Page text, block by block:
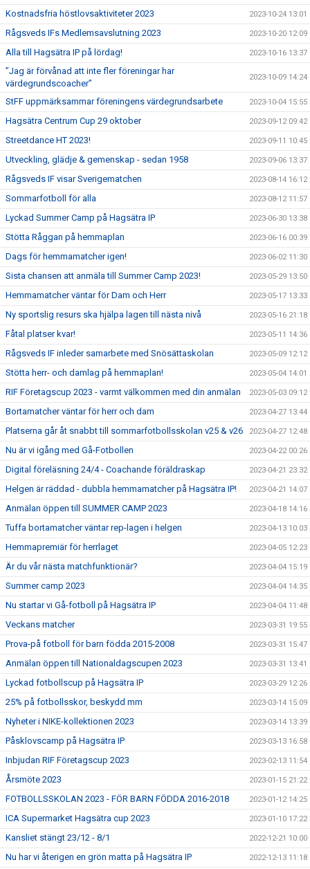
Kostnadsfria höstlovsaktiviteter 2023 2023-10-24 13:01
Rågsveds IFs Medlemsavslutning 2023 2023-10-20 12:09
Alla till Hagsätra IP på lördag! 2023-10-16 13:37
”Jag är förvånad att inte fler föreningar har
värdegrundscoacher”
2023-10-09 14:24
StFF uppmärksammar föreningens värdegrundsarbete 2023-10-04 15:55
Hagsätra Centrum Cup 29 oktober 2023-09-12 09:42
Streetdance HT 2023! 2023-09-11 10:45
Utveckling, glädje & gemenskap - sedan 1958 2023-09-06 13:37
Rågsveds IF visar Sverigematchen 2023-08-14 16:12
Sommarfotboll för alla 2023-08-12 11:57
Lyckad Summer Camp på Hagsätra IP 2023-06-30 13:38
Stötta Råggan på hemmaplan 2023-06-16 00:39
Dags för hemmamatcher igen! 2023-06-02 11:30
Sista chansen att anmäla till Summer Camp 2023! 2023-05-29 13:50
Hemmamatcher väntar för Dam och Herr 2023-05-17 13:33
Ny sportslig resurs ska hjälpa lagen till nästa nivå 2023-05-16 21:18
Fåtal platser kvar! 2023-05-11 14:36
Rågsveds IF inleder samarbete med Snösättaskolan 2023-05-09 12:12
Stötta herr- och damlag på hemmaplan! 2023-05-04 14:01
RIF Företagscup 2023 - varmt välkommen med din anmälan 2023-05-03 09:12
Bortamatcher väntar för herr och dam 2023-04-27 13:44
Platserna går åt snabbt till sommarfotbollsskolan v25 & v26 2023-04-27 12:48
Nu är vi igång med Gå-Fotbollen 2023-04-22 00:26
Digital föreläsning 24/4 - Coachande föräldraskap 2023-04-21 23:32
Helgen är räddad - dubbla hemmamatcher på Hagsätra IP! 2023-04-21 14:07
Anmälan öppen till SUMMER CAMP 2023 2023-04-18 14:16
Tuffa bortamatcher väntar rep-lagen i helgen 2023-04-13 10:03
Hemmapremiär för herrlaget 2023-04-05 12:23
Är du vår nästa matchfunktionär? 2023-04-04 15:19
Summer camp 2023 2023-04-04 14:35
Nu startar vi Gå-fotboll på Hagsätra IP 2023-04-04 11:48
Veckans matcher 2023-03-31 19:55
Prova-på fotboll för barn födda 2015-2008 2023-03-31 15:47
Anmälan öppen till Nationaldagscupen 2023 2023-03-31 13:41
Lyckad fotbollscup på Hagsätra IP 2023-03-29 12:26
25% på fotbollsskor, beskydd mm 2023-03-14 15:09
Nyheter i NIKE-kollektionen 2023 2023-03-14 13:39
Påsklovscamp på Hagsätra IP 2023-03-13 16:58
Inbjudan RIF Företagscup 2023 2023-02-13 11:54
Årsmöte 2023 2023-01-15 21:22
FOTBOLLSSKOLAN 2023 - FÖR BARN FÖDDA 2016-2018 2023-01-12 14:25
ICA Supermarket Hagsätra cup 2023 2023-01-10 17:22
Kansliet stängt 23/12 - 8/1 2022-12-21 10:00
Nu har vi återigen en grön matta på Hagsätra IP 2022-12-13 11:18